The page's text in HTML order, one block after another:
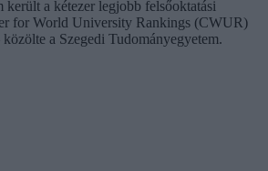
került a kétezer legjobb felsőoktatási
for World University Rankings (CWUR)
a Szegedi Tudományegyetem.